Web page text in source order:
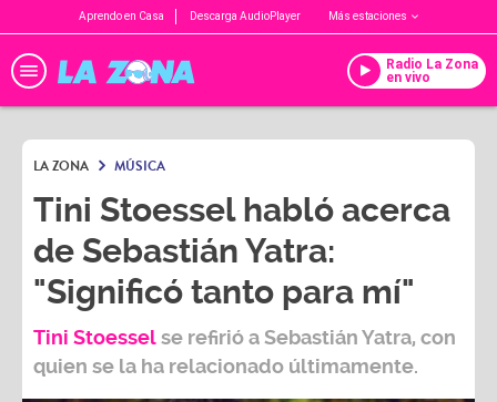
Aprendo en Casa Descarga AudioPlayer Más estaciones
Radio La Zona
en vivo
LA ZONA MÚSICA
Tini Stoessel habló acerca
de Sebastián Yatra:
"Significó tanto para mí"
Tini Stoesselse refirió aSebastián Yatra, con
quien se la ha relacionado últimamente.